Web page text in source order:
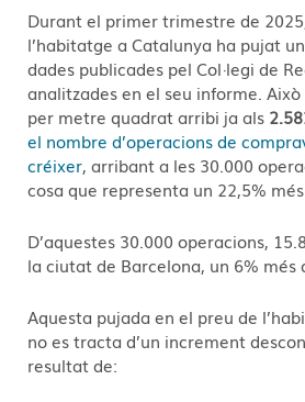
Durant el primer trimestre de
l’habitatge a Catalunya ha pujat
dades publicades pel Col·legi de
analitzades en el seu informe.
per metre quadrat arribi ja als
el nombre d’operacions de
créixer, arribant a les 30.000
cosa que representa un 22,5%
D’aquestes 30.000 operacions,
la ciutat de Barcelona, un 6% més
Aquesta pujada en el preu de
no es tracta d’un increment
resultat de: